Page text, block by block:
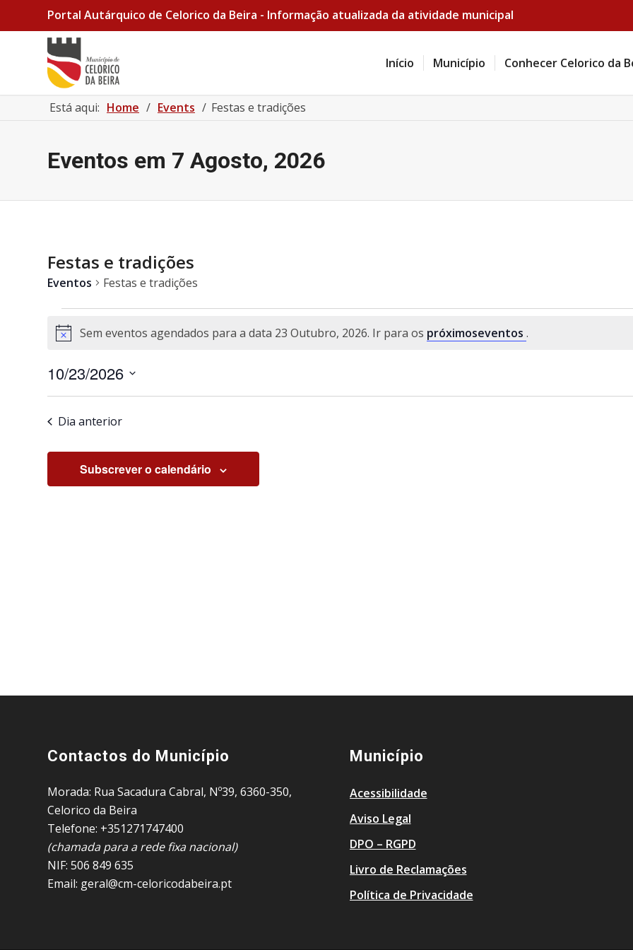
Portal Autárquico de Celorico da Beira - Informação atualizada da atividade municipal
Início Município Conhecer Celorico da
Está aqui: Home / Events / Festas e tradições
Eventos em 7 Agosto, 2026
Festas e tradições
Eventos Festas e tradições
Eventos for 23 Outubro, 2026
AvisoSem eventos agendados para a data 23 Outubro, 2026. Ir para os próximoseventos .
10/23/2026
Selecione
data.
Dia anterior
Subscrever o calendário
Contactos do Município
Morada: Rua Sacadura Cabral, Nº39, 6360-350,
Celorico da Beira
Telefone: +351271747400
(chamada para a rede fixa nacional)
NIF: 506 849 635
Email: geral@cm-celoricodabeira.pt
Município
Acessibilidade
Aviso Legal
DPO – RGPD
Livro de Reclamações
Política de Privacidade